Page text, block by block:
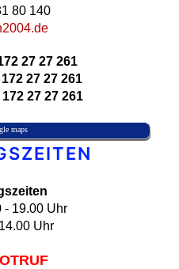
80 140
27 27 261
27 27 261
27 27 261
maps
- 19.00 Uhr
Uhr